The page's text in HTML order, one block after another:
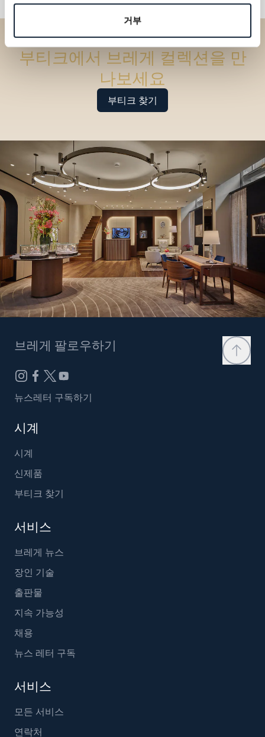
거부
부티크에서 브레게 컬렉션을 만
나보세요
부티크 찾기
브레게 팔로우하기
뉴스레터 구독하기
시계
시계
신제품
부티크 찾기
서비스
브레게 뉴스
장인 기술
출판물
지속 가능성
채용
뉴스 레터 구독
서비스
모든 서비스
연락처